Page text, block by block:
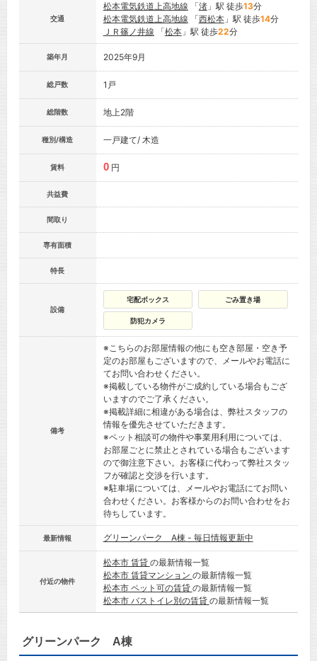
交通
松本電気鉄道上高地線 「渚」駅 徒歩13分
松本電気鉄道上高地線 「西松本」駅 徒歩14分
ＪＲ篠ノ井線 「松本」駅 徒歩22分
築年月 2025年9月
総戸数 1戸
総階数 地上2階
種別/構造 一戸建て/ 木造
賃料 0 円
共益費
間取り
専有面積
特長
設備
宅配ボックス ごみ置き場
防犯カメラ
備考
※こちらのお部屋情報の他にも空き部屋・空き予
定のお部屋もございますので、メールやお電話に
てお問い合わせください。
※掲載している物件がご成約している場合もござ
いますのでご了承ください。
※掲載詳細に相違がある場合は、弊社スタッフの
情報を優先させていただきます。
※ペット相談可の物件や事業用利用については、
お部屋ごとに禁止とされている場合もございます
ので御注意下さい。お客様に代わって弊社スタッ
フが確認と交渉を行います。
※駐車場については、メールやお電話にてお問い
合わせください。お客様からのお問い合わせをお
待ちしています。
最新情報 グリーンパーク A棟 - 毎日情報更新中
付近の物件
松本市 賃貸 の最新情報一覧
松本市 賃貸マンション の最新情報一覧
松本市 ペット可の賃貸 の最新情報一覧
松本市 バストイレ別の賃貸 の最新情報一覧
グリーンパーク A棟